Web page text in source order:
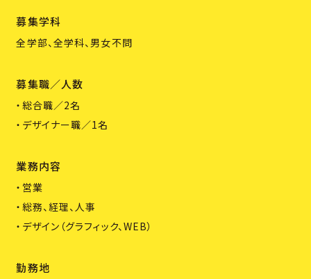
募集学科
全学部、全学科、男女不問
募集職／人数
・総合職／2名
・デザイナー職／1名
業務内容
・営業
・総務、経理、人事
・デザイン（グラフィック、WEB）
勤務地